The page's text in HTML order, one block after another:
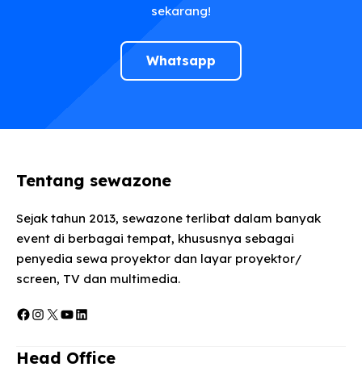
sekarang!
Whatsapp
Tentang sewazone
Sejak tahun 2013, sewazone terlibat dalam banyak
event di berbagai tempat, khususnya sebagai
penyedia sewa proyektor dan layar proyektor/
screen, TV dan multimedia.
Facebook
Instagram
X YouTube
LinkedIn
Head Office